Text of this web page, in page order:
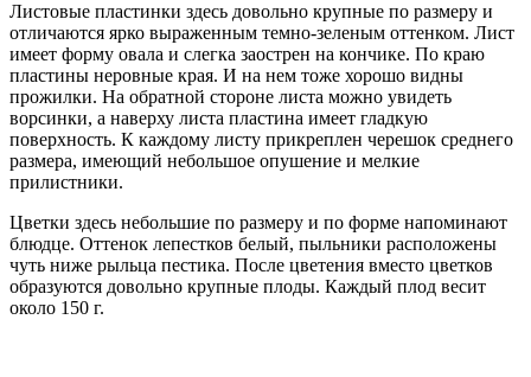
Листовые пластинки здесь довольно крупные по размеру и
отличаются ярко выраженным темно-зеленым оттенком. Лист
имеет форму овала и слегка заострен на кончике. По краю
пластины неровные края. И на нем тоже хорошо видны
прожилки. На обратной стороне листа можно увидеть
ворсинки, а наверху листа пластина имеет гладкую
поверхность. К каждому листу прикреплен черешок среднего
размера, имеющий небольшое опушение и мелкие
прилистники.
Цветки здесь небольшие по размеру и по форме напоминают
блюдце. Оттенок лепестков белый, пыльники расположены
чуть ниже рыльца пестика. После цветения вместо цветков
образуются довольно крупные плоды. Каждый плод весит
около 150 г.